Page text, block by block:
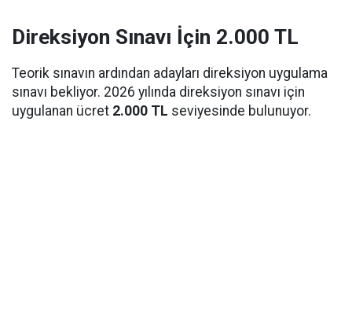
Direksiyon Sınavı İçin 2.000 TL
Teorik sınavın ardından adayları direksiyon uygulama
sınavı bekliyor. 2026 yılında direksiyon sınavı için
uygulanan ücret 2.000 TL seviyesinde bulunuyor.